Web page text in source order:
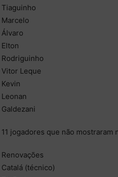
Tiaguinho
Marcelo
Álvaro
Elton
Rodriguinho
Vitor Leque
Kevin
Leonan
Galdezani
11 jogadores que não mostraram
Renovações
Catalá (técnico)